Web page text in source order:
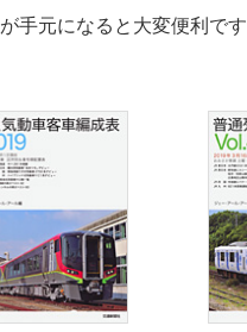
手元になると大変便利で